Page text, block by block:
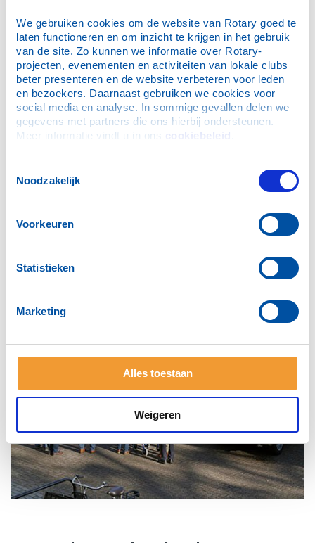
We gebruiken cookies om de website van Rotary goed te
laten functioneren en om inzicht te krijgen in het gebruik
van de site. Zo kunnen we informatie over Rotary-
projecten, evenementen en activiteiten van lokale clubs
beter presenteren en de website verbeteren voor leden
en bezoekers. Daarnaast gebruiken we cookies voor
social media en analyse. In sommige gevallen delen we
gegevens met partners die ons hierbij ondersteunen.
Meer informatie vindt u in ons cookiebeleid
Noodzakelijk
Voorkeuren
Statistieken
Marketing
Alles toestaan
Weigeren
Jaarlijks verzorgen wij in samenwerking met de
toertochten met ouderen. In het voorjaar een
tulpenroute door de Noord-oost polder en in het
herfstkleuren.